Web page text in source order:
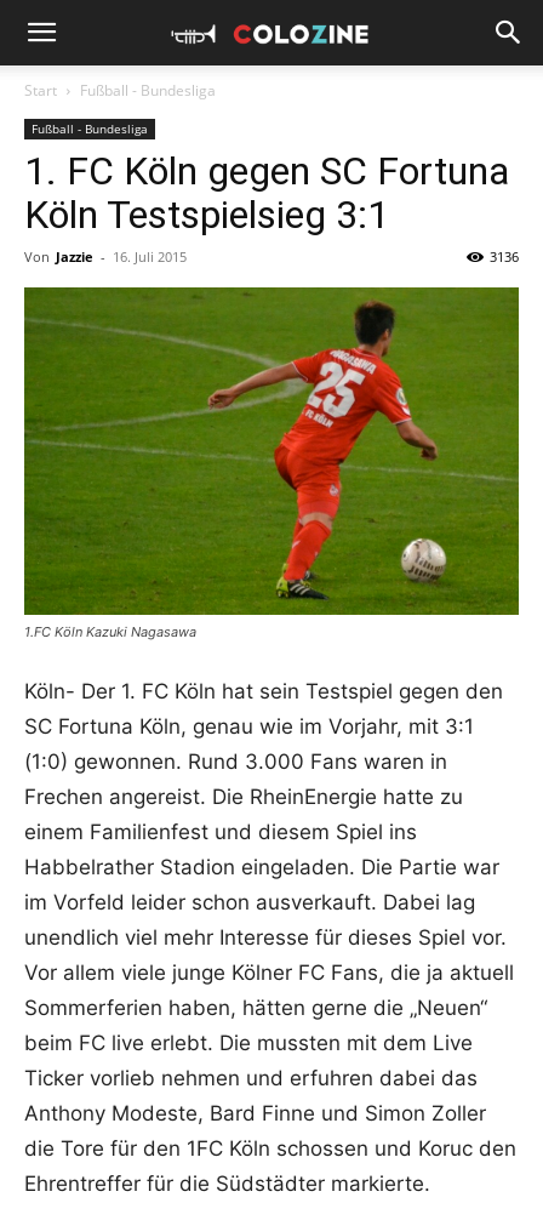
Start Fußball - Bundesliga
Fußball - Bundesliga
1. FC Köln gegen SC Fortuna
Köln Testspielsieg 3:1
Von Jazzie - 16. Juli 2015 3136
1.FC Köln Kazuki Nagasawa
Köln- Der 1. FC Köln hat sein Testspiel gegen den
SC Fortuna Köln, genau wie im Vorjahr, mit 3:1
(1:0) gewonnen. Rund 3.000 Fans waren in
Frechen angereist. Die RheinEnergie hatte zu
einem Familienfest und diesem Spiel ins
Habbelrather Stadion eingeladen. Die Partie war
im Vorfeld leider schon ausverkauft. Dabei lag
unendlich viel mehr Interesse für dieses Spiel vor.
Vor allem viele junge Kölner FC Fans, die ja aktuell
Sommerferien haben, hätten gerne die „Neuen“
beim FC live erlebt. Die mussten mit dem Live
Ticker vorlieb nehmen und erfuhren dabei das
Anthony Modeste, Bard Finne und Simon Zoller
die Tore für den 1FC Köln schossen und Koruc den
Ehrentreffer für die Südstädter markierte.